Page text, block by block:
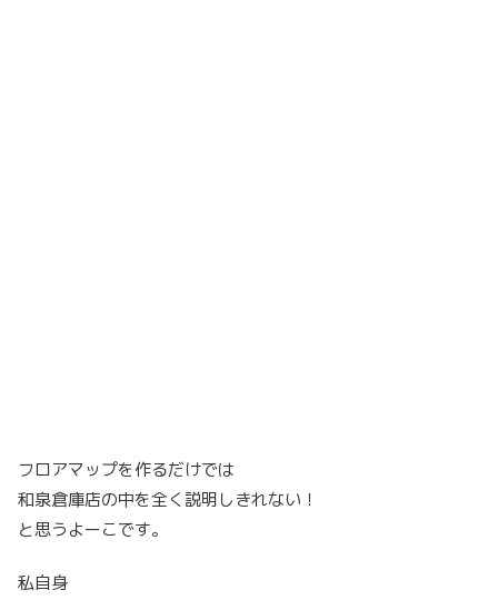
フロアマップを作るだけでは
和泉倉庫店の中を全く説明しきれない！
と思うよーこです。
私自身